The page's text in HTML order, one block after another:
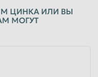
ЦИНКА ИЛИ ВЫ
МОГУТ